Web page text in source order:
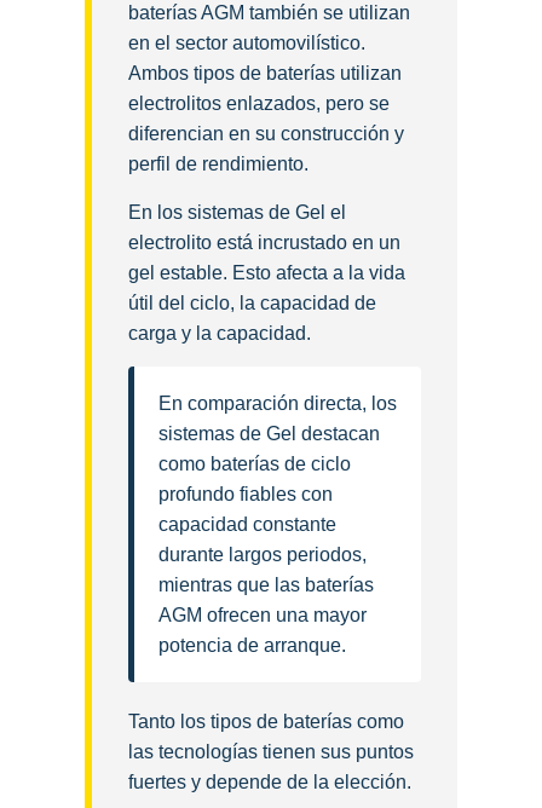
baterías AGM también se utilizan
en el sector automovilístico.
Ambos tipos de baterías utilizan
electrolitos enlazados, pero se
diferencian en su construcción y
perfil de rendimiento.
En los sistemas de Gel el
electrolito está incrustado en un
gel estable. Esto afecta a la vida
útil del ciclo, la capacidad de
carga y la capacidad.
En comparación directa, los
sistemas de Gel destacan
como baterías de ciclo
profundo fiables con
capacidad constante
durante largos periodos,
mientras que las baterías
AGM ofrecen una mayor
potencia de arranque.
Tanto los tipos de baterías como
las tecnologías tienen sus puntos
fuertes y depende de la elección.